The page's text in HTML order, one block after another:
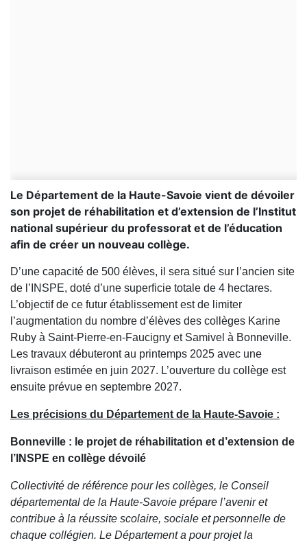
Le Département de la Haute-Savoie vient de dévoiler
son projet de réhabilitation et d’extension de l’Institut
national supérieur du professorat et de l’éducation
afin de créer un nouveau collège.
D’une capacité de 500 élèves, il sera situé sur l’ancien site
de l’INSPE, doté d’une superficie totale de 4 hectares.
L’objectif de ce futur établissement est de limiter
l’augmentation du nombre d’élèves des collèges Karine
Ruby à Saint-Pierre-en-Faucigny et Samivel à Bonneville.
Les travaux débuteront au printemps 2025 avec une
livraison estimée en juin 2027. L’ouverture du collège est
ensuite prévue en septembre 2027.
Les précisions du Département de la Haute-Savoie :
Bonneville : le projet de réhabilitation et d’extension de
l’INSPE en collège dévoilé
Collectivité de référence pour les collèges, le Conseil
départemental de la Haute-Savoie prépare l’avenir et
contribue à la réussite scolaire, sociale et personnelle de
chaque collégien. Le Département a pour projet la